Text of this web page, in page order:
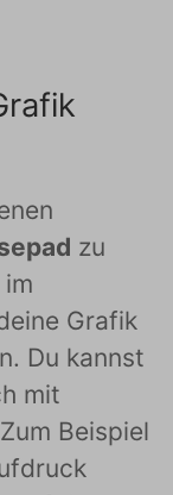
zu
Grafik
Du kannst
mit
Beispiel